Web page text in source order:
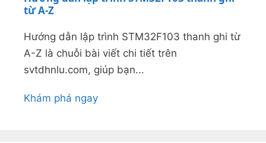
từ A-Z
Hướng dẫn lập trình STM32F103 thanh ghi từ
A-Z là chuỗi bài viết chi tiết trên
svtdhnlu.com, giúp bạn...
Khám phá ngay